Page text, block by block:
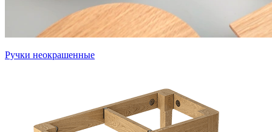
Ручки неокрашенные